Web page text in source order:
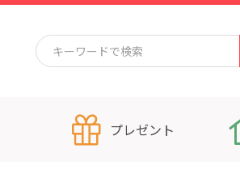
プレゼント